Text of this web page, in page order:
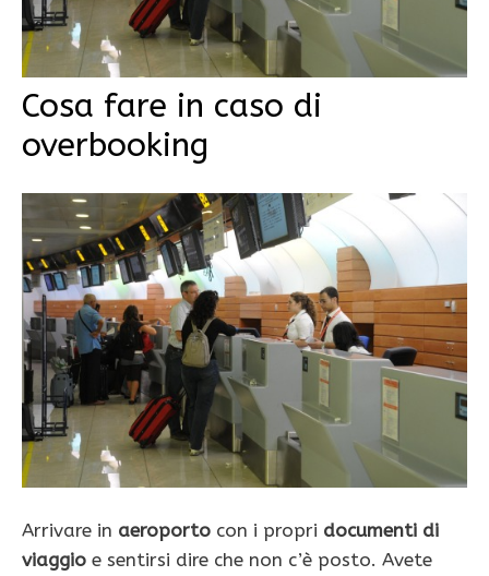
Cosa fare in caso di
overbooking
Arrivare in aeroporto con i propri documenti di
viaggio e sentirsi dire che non c’è posto. Avete